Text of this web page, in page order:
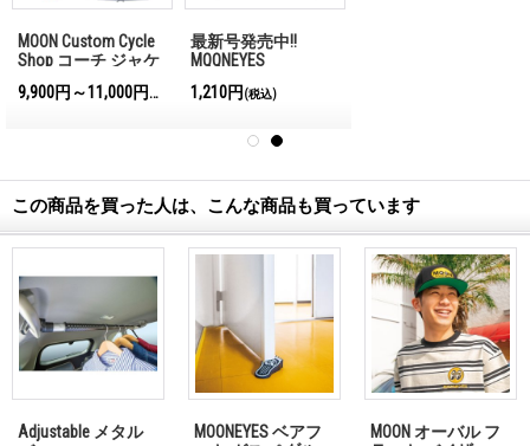
MOON Custom Cycle
Shop コーチ ジャケ
9,900円～11,000円
(税込)
最新号発売中!!
MQQNEYES
Magazine No.28 2026
1,210円 (税込)
この商品を買った人は、こんな商品も買っています
Adjustable メタル
MOONEYES ベアフ
MOON オーバル フ